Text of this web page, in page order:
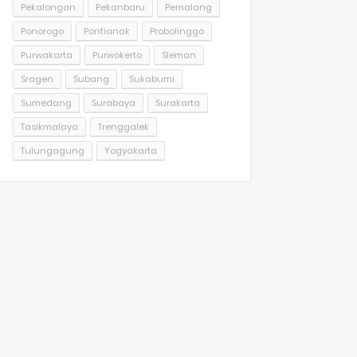
Pekalongan
Pekanbaru
Pemalang
Ponorogo
Pontianak
Probolinggo
Purwakarta
Purwokerto
Sleman
Sragen
Subang
Sukabumi
Sumedang
Surabaya
Surakarta
Tasikmalaya
Trenggalek
Tulungagung
Yogyakarta